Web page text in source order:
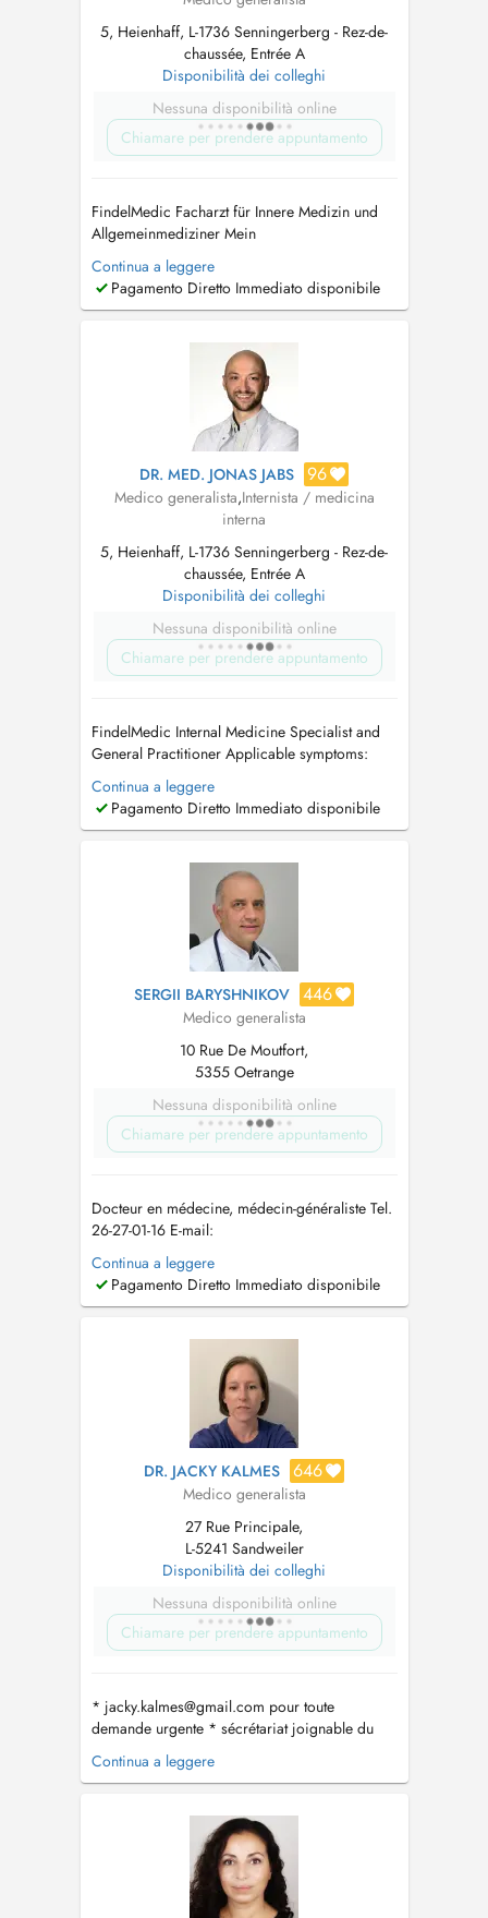
5, Heienhaff, L-1736 Senningerberg - Rez-de-
chaussée, Entrée A
Disponibilità dei colleghi
Nessuna disponibilità online
Chiamare per prendere appuntamento
FindelMedic Facharzt für Innere Medizin und
Allgemeinmediziner Mein
Behandlungsspektrum umfasst unter anderem:
Herz-Kreislauf-Beschwerden, Herzrasen/
Herzstolpern (Palpitationen), geschwollene
oder chronisch), Atemnot, diagnostiziertes
oder vermutetes As...
Continua a leggere
Pagamento Diretto Immediato disponibile
DR. MED. JONAS JABS 96
Medico generalista,Internista / medicina
interna
5, Heienhaff, L-1736 Senningerberg - Rez-de-
chaussée, Entrée A
Disponibilità dei colleghi
Nessuna disponibilità online
Chiamare per prendere appuntamento
FindelMedic Internal Medicine Specialist and
General Practitioner Applicable symptoms:
unintentional weight loss or weight gain /
cardiovascular problems / high blood
pressure (hypertension) / rapid heartbeat /
retention) / respiratory infections and br...
Continua a leggere
Pagamento Diretto Immediato disponibile
SERGII BARYSHNIKOV 446
Medico generalista
10 Rue De Moutfort,
5355 Oetrange
Nessuna disponibilità online
Chiamare per prendere appuntamento
Docteur en médecine, médecin-généraliste Tel.
26-27-01-16 E-mail:
allgemeinmediziner_lux@outlook.com
meiner Praxis biete ich eine umfassende
medizinische Betreuung im Bereich der
individuellen Versorgung, die sowohl
körperliche als auch psychis...
Continua a leggere
Pagamento Diretto Immediato disponibile
DR. JACKY KALMES 646
Medico generalista
27 Rue Principale,
L-5241 Sandweiler
Disponibilità dei colleghi
Nessuna disponibilità online
Chiamare per prendere appuntamento
* jacky.kalmes@gmail.com pour toute
demande urgente * sécrétariat joignable du
lundi-vendredi de 8h-11h au numéro 35 04 56
* horaires des consultations UNIQUEMENT
8h-11h45 et 14h-16h30 - Mer: 8h-11h45 et 14h-
16h30 - Jeu: absente - Ven:...
Continua a leggere